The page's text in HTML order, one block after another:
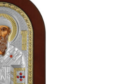
Πρόσθήκη
στην λίστα
επιθυμιών